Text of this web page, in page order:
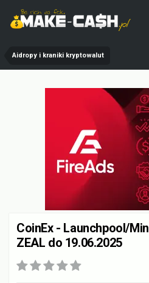
Aidropy i kraniki kryptowalut
CoinEx - Launchpool/
ZEAL do 19.06.2025